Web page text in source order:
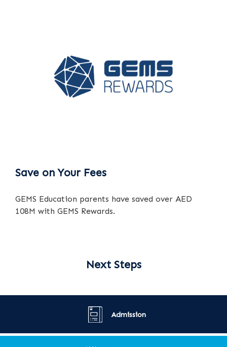
Save on Your Fees
GEMS Education parents have saved over AED
108M with GEMS Rewards.
Next Steps
Admission